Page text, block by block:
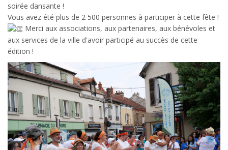
soirée dansante !
Vous avez été plus de 2 500 personnes à participer à cette fête !
Merci aux associations, aux partenaires, aux bénévoles et
aux services de la ville d'avoir participé au succès de cette
édition !